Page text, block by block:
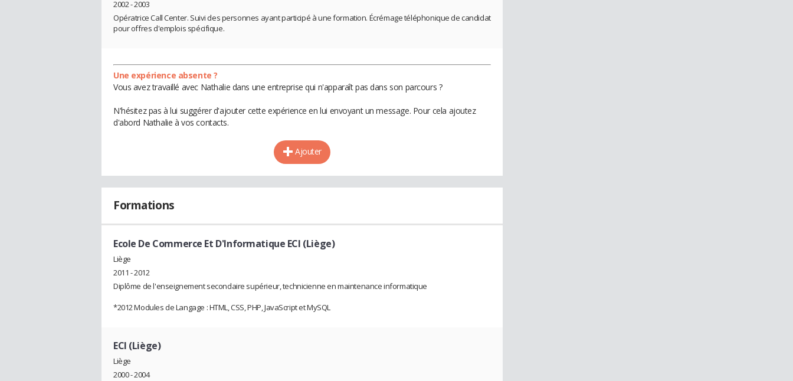
2002 - 2003
Opératrice Call Center. Suivi des personnes ayant participé à une formation. Écrémage téléphonique de candidat
pour offres d'emplois spécifique.
Une expérience absente ?
Vous avez travaillé avec Nathalie dans une entreprise qui n'apparaît pas dans son parcours ?
N'hésitez pas à lui suggérer d'ajouter cette expérience en lui envoyant un message. Pour cela ajoutez
d'abord Nathalie à vos contacts.
Ajouter
Formations
Ecole De Commerce Et D'Informatique ECI (Liège)
Liège
2011 - 2012
Diplôme de l'enseignement secondaire supérieur, technicienne en maintenance informatique
*2012 Modules de Langage : HTML, CSS, PHP, JavaScript et MySQL
ECI (Liège)
Liège
2000 - 2004